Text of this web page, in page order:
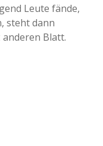
Leute fände,
steht dann
Blatt.